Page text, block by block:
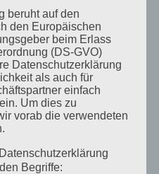
beruht auf den
den Europäischen
beim Erlass
(DS-GVO)
Datenschutzerklärung
als auch für
einfach
Um dies zu
vorab die verwendeten
Begriffe: